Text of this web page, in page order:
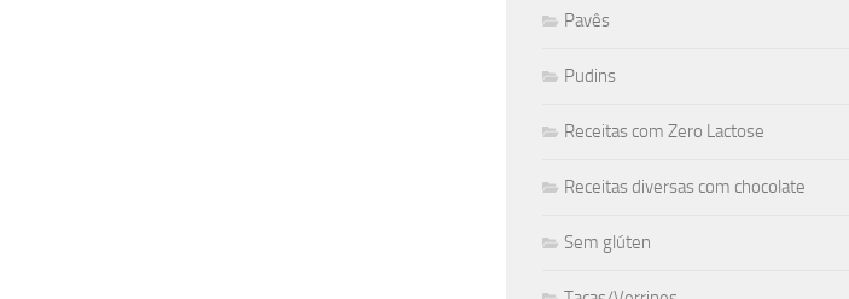
Pavês
Pudins
Receitas com Zero Lactose
Receitas diversas com chocolate
Sem glúten